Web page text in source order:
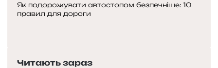
Як подорожувати автостопом безпечніше: 10
правил для дороги
Читають зараз